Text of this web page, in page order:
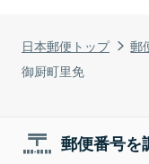
日本郵便トップ 郵
御厨町里免
郵便番号を